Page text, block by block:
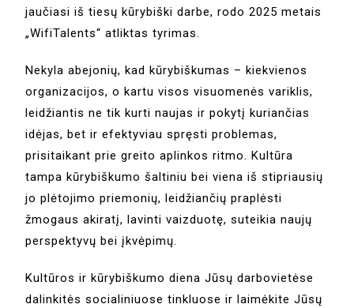
jaučiasi iš tiesų kūrybiški darbe, rodo 2025 metais
„WifiTalents“ atliktas tyrimas.
Nekyla abejonių, kad kūrybiškumas – kiekvienos
organizacijos, o kartu visos visuomenės variklis,
leidžiantis ne tik kurti naujas ir pokytį kuriančias
idėjas, bet ir efektyviau spręsti problemas,
prisitaikant prie greito aplinkos ritmo. Kultūra
tampa kūrybiškumo šaltiniu bei viena iš stipriausių
jo plėtojimo priemonių, leidžiančių praplėsti
žmogaus akiratį, lavinti vaizduotę, suteikia naujų
perspektyvų bei įkvėpimų.
Kultūros ir kūrybiškumo diena Jūsų darbovietėse
dalinkitės socialiniuose tinkluose ir laimėkite Jūsų